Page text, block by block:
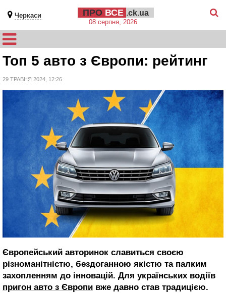
Черкаси ПРО ВСЕ .ck.ua
08 серпня, 2026
Топ 5 авто з Європи: рейтинг
29 ТРАВНЯ 2024, 12:26
Європейський авторинок славиться своєю
різноманітністю, бездоганною якістю та палким
захопленням до інновацій. Для українських водіїв
пригон авто з Європи вже давно став традицією.